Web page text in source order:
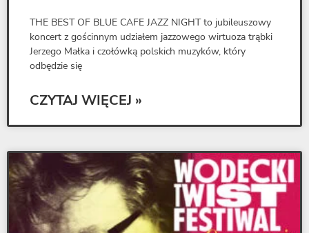
THE BEST OF BLUE CAFE JAZZ NIGHT to jubileuszowy
koncert z gościnnym udziałem jazzowego wirtuoza trąbki
Jerzego Małka i czołówką polskich muzyków, który
odbędzie się
CZYTAJ WIĘCEJ »